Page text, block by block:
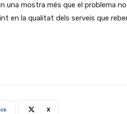
una mostra més que el problema
en la qualitat dels serveis que
X